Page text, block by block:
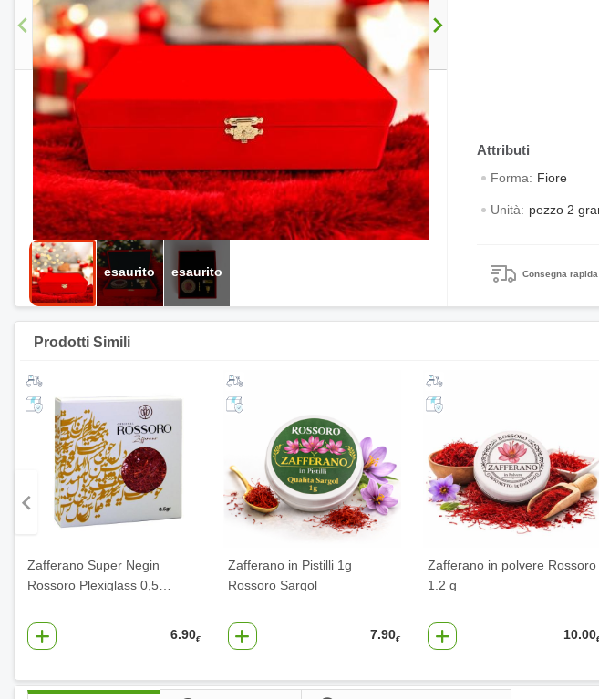
Forma: Fiore
Unità: pezzo 2
Consegna rapida
Prodotti Simili
Zafferano Super Negin
Rossoro Plexiglass 0,5…
6.90€
Zafferano in Pistilli 1g
Rossoro Sargol
7.90€
Zafferano in polvere Rossoro
1.2 g
10.00